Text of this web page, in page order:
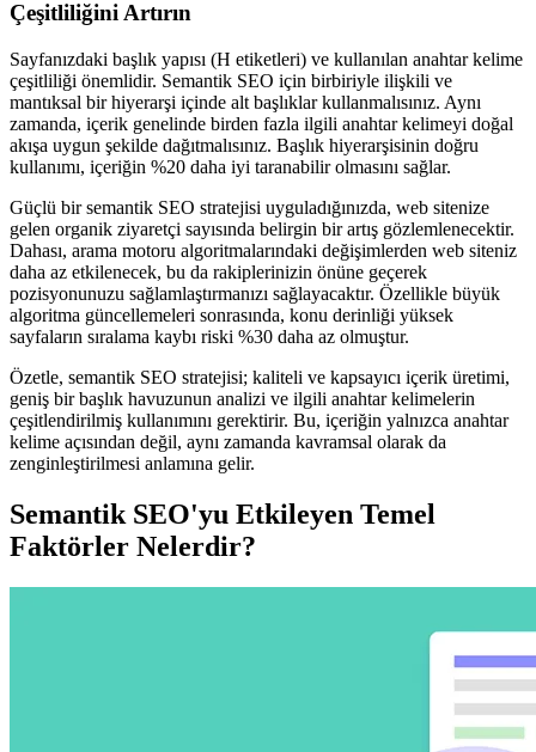
Çeşitliliğini Artırın
Sayfanızdaki başlık yapısı (H etiketleri) ve kullanılan anahtar kelime
çeşitliliği önemlidir. Semantik SEO için birbiriyle ilişkili ve
mantıksal bir hiyerarşi içinde alt başlıklar kullanmalısınız. Aynı
zamanda, içerik genelinde birden fazla ilgili anahtar kelimeyi doğal
akışa uygun şekilde dağıtmalısınız. Başlık hiyerarşisinin doğru
kullanımı, içeriğin %20 daha iyi taranabilir olmasını sağlar.
Güçlü bir semantik SEO stratejisi uyguladığınızda, web sitenize
gelen organik ziyaretçi sayısında belirgin bir artış gözlemlenecektir.
Dahası, arama motoru algoritmalarındaki değişimlerden web siteniz
daha az etkilenecek, bu da rakiplerinizin önüne geçerek
pozisyonunuzu sağlamlaştırmanızı sağlayacaktır. Özellikle büyük
algoritma güncellemeleri sonrasında, konu derinliği yüksek
sayfaların sıralama kaybı riski %30 daha az olmuştur.
Özetle, semantik SEO stratejisi; kaliteli ve kapsayıcı içerik üretimi,
geniş bir başlık havuzunun analizi ve ilgili anahtar kelimelerin
çeşitlendirilmiş kullanımını gerektirir. Bu, içeriğin yalnızca anahtar
kelime açısından değil, aynı zamanda kavramsal olarak da
zenginleştirilmesi anlamına gelir.
Semantik SEO'yu Etkileyen Temel
Faktörler Nelerdir?